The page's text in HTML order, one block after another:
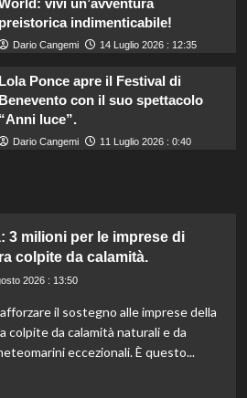
preistorica indimenticabile!
Dario Cangemi 14 Luglio 2026 : 12:35
Lola Ponce apre il Festival di
Benevento con il suo spettacolo
“Anni luce”.
Dario Cangemi 11 Luglio 2026 : 0:40
3 milioni per le imprese di
colpite da calamità.
2026 : 13:50
il sostegno alle imprese della
colpite da calamità naturali e da
eccezionali. È questo...